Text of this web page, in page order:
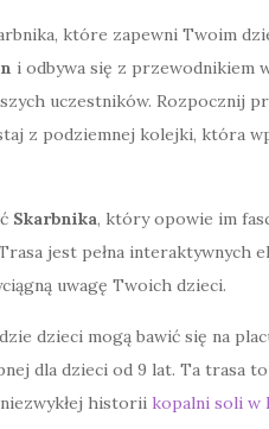
które zapewni Twoim
i odbywa się z przewodnikiem
uczestników. Rozpocznij
z podziemnej kolejki, która
Skarbnika, który opowie im
jest pełna interaktywnych
uwagę Twoich dzieci.
dzieci mogą bawić się na
dla dzieci od 9 lat. Ta trasa to
historii kopalni soli w